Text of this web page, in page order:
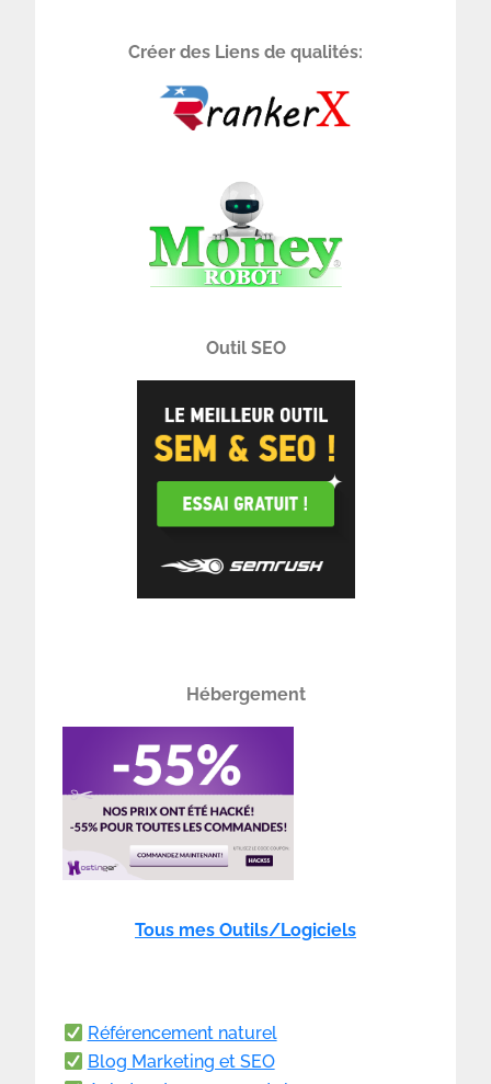
Créer des Liens de qualités:
Outil SEO
Hébergement
Tous mes Outils/Logiciels
Référencement naturel
Blog Marketing et SEO